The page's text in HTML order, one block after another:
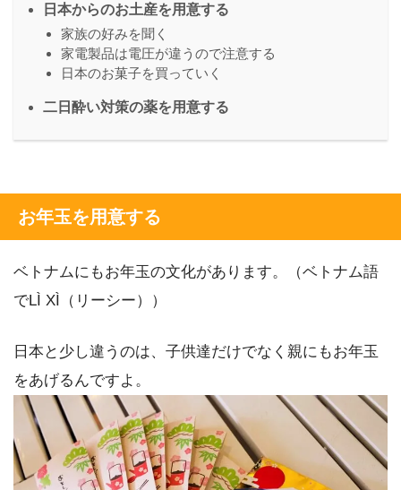
日本からのお土産を用意する
家族の好みを聞く
家電製品は電圧が違うので注意する
日本のお菓子を買っていく
二日酔い対策の薬を用意する
お年玉を用意する
ベトナムにもお年玉の文化があります。（ベトナム語
でLÌ XÌ（リーシー））
日本と少し違うのは、子供達だけでなく親にもお年玉
をあげるんですよ。